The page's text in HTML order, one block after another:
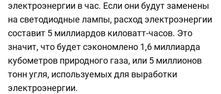
электроэнергии в час. Если они будут заменены
на светодиодные лампы, расход электроэнергии
составит 5 миллиардов киловатт-часов. Это
значит, что будет сэкономлено 1,6 миллиарда
кубометров природного газа, или 5 миллионов
тонн угля, используемых для выработки
электроэнергии.